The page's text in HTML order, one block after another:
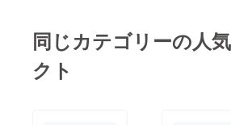
同じカテゴリーの人
クト